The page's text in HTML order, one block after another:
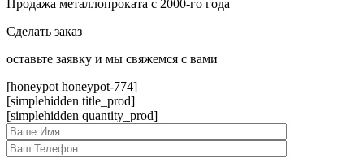
Продажа металлопроката с 2000-го года
Сделать заказ
оcтавьте заявку и мы свяжемся с вами
[honeypot honeypot-774]
[simplehidden title_prod]
[simplehidden quantity_prod]